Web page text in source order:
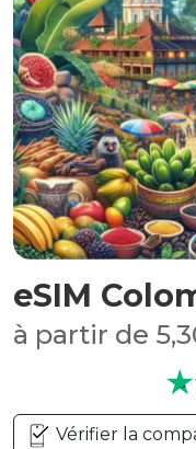
eSIM
à partir de
Vérifier la